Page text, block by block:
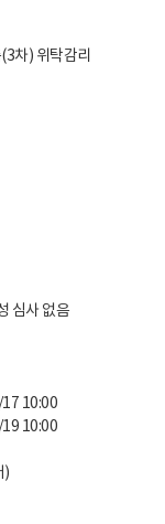
차) 위탁감리
심사 없음
10:00
10:00
)